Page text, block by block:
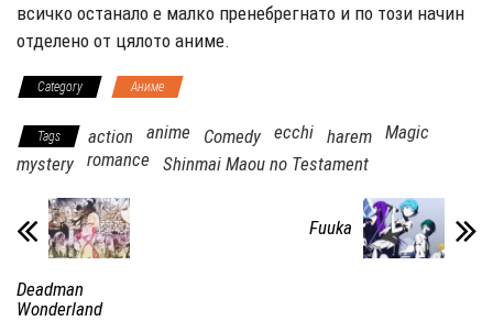
всичко останало е малко пренебрегнато и по този начин
отделено от цялото аниме.
Category Аниме
Tags action anime Comedy ecchi harem Magic
mystery romance Shinmai Maou no Testament
Deadman
Wonderland
Fuuka